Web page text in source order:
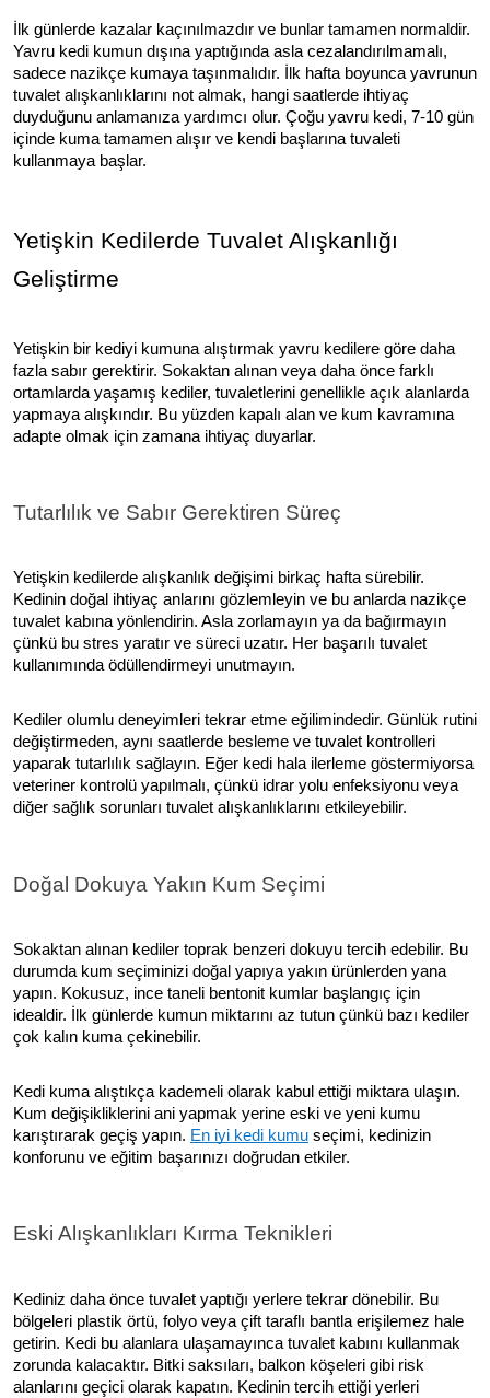
İlk günlerde kazalar kaçınılmazdır ve bunlar tamamen normaldir.
Yavru kedi kumun dışına yaptığında asla cezalandırılmamalı,
sadece nazikçe kumaya taşınmalıdır. İlk hafta boyunca yavrunun
tuvalet alışkanlıklarını not almak, hangi saatlerde ihtiyaç
duyduğunu anlamanıza yardımcı olur. Çoğu yavru kedi, 7-10 gün
içinde kuma tamamen alışır ve kendi başlarına tuvaleti
kullanmaya başlar.
Yetişkin Kedilerde Tuvalet Alışkanlığı
Geliştirme
Yetişkin bir kediyi kumuna alıştırmak yavru kedilere göre daha
fazla sabır gerektirir. Sokaktan alınan veya daha önce farklı
ortamlarda yaşamış kediler, tuvaletlerini genellikle açık alanlarda
yapmaya alışkındır. Bu yüzden kapalı alan ve kum kavramına
adapte olmak için zamana ihtiyaç duyarlar.
Tutarlılık ve Sabır Gerektiren Süreç
Yetişkin kedilerde alışkanlık değişimi birkaç hafta sürebilir.
Kedinin doğal ihtiyaç anlarını gözlemleyin ve bu anlarda nazikçe
tuvalet kabına yönlendirin. Asla zorlamayın ya da bağırmayın
çünkü bu stres yaratır ve süreci uzatır. Her başarılı tuvalet
kullanımında ödüllendirmeyi unutmayın.
Kediler olumlu deneyimleri tekrar etme eğilimindedir. Günlük rutini
değiştirmeden, aynı saatlerde besleme ve tuvalet kontrolleri
yaparak tutarlılık sağlayın. Eğer kedi hala ilerleme göstermiyorsa
veteriner kontrolü yapılmalı, çünkü idrar yolu enfeksiyonu veya
diğer sağlık sorunları tuvalet alışkanlıklarını etkileyebilir.
Doğal Dokuya Yakın Kum Seçimi
Sokaktan alınan kediler toprak benzeri dokuyu tercih edebilir. Bu
durumda kum seçiminizi doğal yapıya yakın ürünlerden yana
yapın. Kokusuz, ince taneli bentonit kumlar başlangıç için
idealdir. İlk günlerde kumun miktarını az tutun çünkü bazı kediler
çok kalın kuma çekinebilir.
Kedi kuma alıştıkça kademeli olarak kabul ettiği miktara ulaşın.
Kum değişikliklerini ani yapmak yerine eski ve yeni kumu
karıştırarak geçiş yapın. En iyi kedi kumu seçimi, kedinizin
konforunu ve eğitim başarınızı doğrudan etkiler.
Eski Alışkanlıkları Kırma Teknikleri
Kediniz daha önce tuvalet yaptığı yerlere tekrar dönebilir. Bu
bölgeleri plastik örtü, folyo veya çift taraflı bantla erişilemez hale
getirin. Kedi bu alanlara ulaşamayınca tuvalet kabını kullanmak
zorunda kalacaktır. Bitki saksıları, balkon köşeleri gibi risk
alanlarını geçici olarak kapatın. Kedinin tercih ettiği yerleri